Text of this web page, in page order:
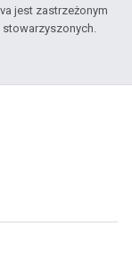
jest zastrzeżonym